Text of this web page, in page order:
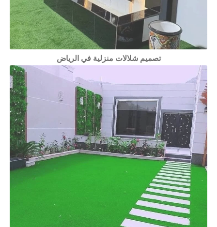
تصميم شلالات منزلية في الرياض